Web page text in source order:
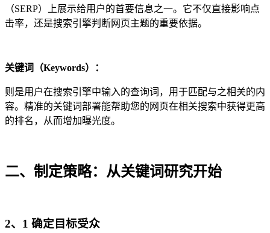
（SERP）上展示给用户的首要信息之一。它不仅直接影响点
击率，还是搜索引擎判断网页主题的重要依据。
关键词（Keywords）：
则是用户在搜索引擎中输入的查询词，用于匹配与之相关的内
容。精准的关键词部署能帮助您的网页在相关搜索中获得更高
的排名，从而增加曝光度。
二、制定策略：从关键词研究开始
2、1 确定目标受众